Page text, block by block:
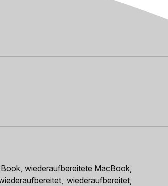
wiederaufbereitete MacBook,
wiederaufbereitet,